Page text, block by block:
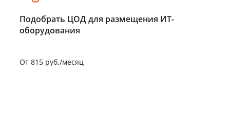
Подобрать ЦОД для размещения ИТ-
оборудования
От 815 руб./месяц